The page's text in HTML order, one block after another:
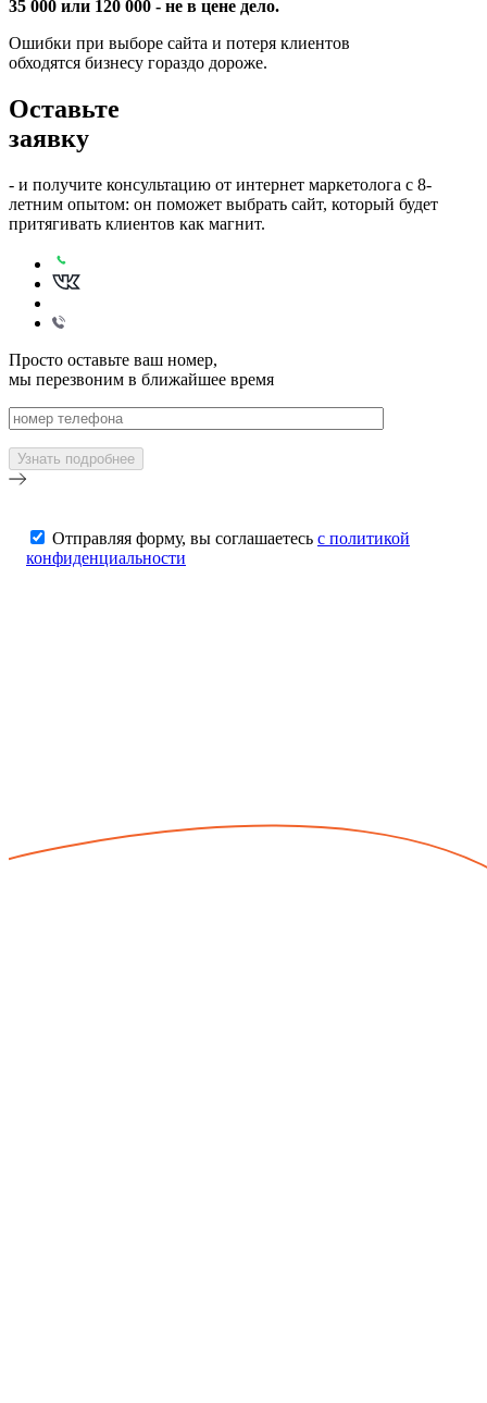
35 000 или 120 000 - не в цене дело.
Ошибки при выборе сайта и потеря клиентов
обходятся бизнесу гораздо дороже.
Оставьте
заявку
- и получите консультацию от интернет маркетолога с 8-
летним опытом: он поможет выбрать сайт, который будет
притягивать клиентов как магнит.
Просто оставьте ваш номер,
мы перезвоним в ближайшее время
Отправляя форму, вы соглашаетесь с политикой
конфиденциальности